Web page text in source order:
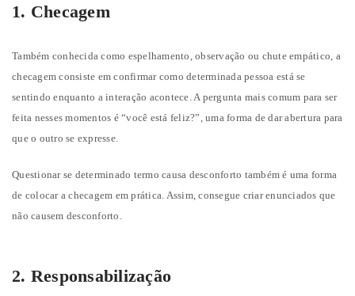
1. Checagem
Também conhecida como espelhamento, observação ou chute empático, a
checagem consiste em confirmar como determinada pessoa está se
sentindo enquanto a interação acontece. A pergunta mais comum para ser
feita nesses momentos é “você está feliz?”, uma forma de dar abertura para
que o outro se expresse.
Questionar se determinado termo causa desconforto também é uma forma
de colocar a checagem em prática. Assim, consegue criar enunciados que
não causem desconforto.
2. Responsabilização